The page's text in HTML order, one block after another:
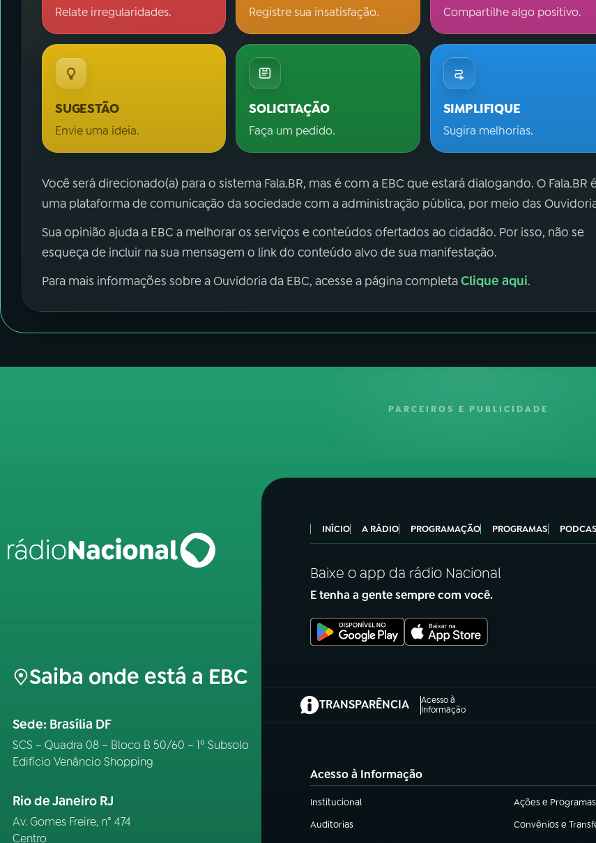
Relate irregularidades. Registre sua insatisfação. Compartilhe algo positivo.
SUGESTÃO
Envie uma ideia.
SOLICITAÇÃO
Faça um pedido.
SIMPLIFIQUE
Sugira melhorias.
Você será direcionado(a) para o sistema Fala.BR, mas é com a EBC que estará dialogando. O Fala.BR
uma plataforma de comunicação da sociedade com a administração pública, por meio das
Sua opinião ajuda a EBC a melhorar os serviços e conteúdos ofertados ao cidadão. Por isso, não se
esqueça de incluir na sua mensagem o link do conteúdo alvo de sua manifestação.
Para mais informações sobre a Ouvidoria da EBC, acesse a página completaClique aqui.
PARCEIROS E PUBLICIDADE
Saiba onde está a EBC
Sede: Brasília DF
SCS – Quadra 08 – Bloco B 50/60 – 1º Subsolo
Edifício Venâncio Shopping
Rio de Janeiro RJ
Av. Gomes Freire, n° 474
Centro
INÍCIO A RÁDIO PROGRAMAÇÃO PROGRAMAS
Baixe o app da rádio Nacional
E tenha a gente sempre com você.
TRANSPARÊNCIA
Acesso à
Informação
(abre em nova aba)
Acesso à Informação
Institucional
(abre em nova aba) Ações e Programas
(abre em nova aba)
Auditorias
(abre em nova aba) Convênios e
(abre em nova aba)